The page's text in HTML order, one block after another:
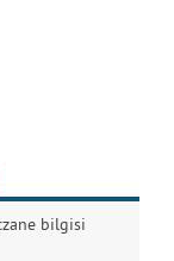
bilgisi